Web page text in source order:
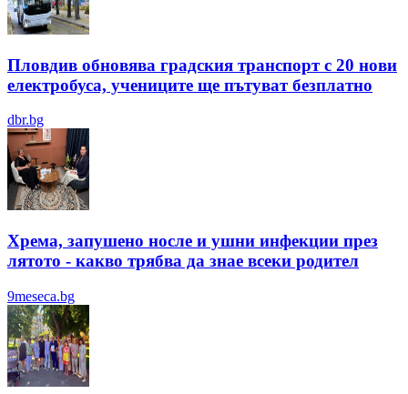
Пловдив обновява градския транспорт с 20 нови
електробуса, учениците ще пътуват безплатно
dbr.bg
Хрема, запушено носле и ушни инфекции през
лятотo - какво трябва да знае всеки родител
9meseca.bg